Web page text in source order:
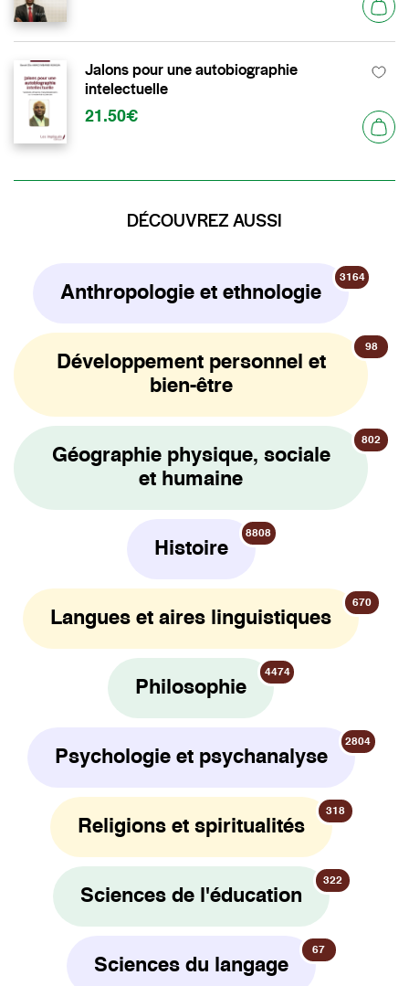
Jalons pour une autobiographie
intelectuelle
21.50€
DÉCOUVREZ AUSSI
Anthropologie et ethnologie
3164
Développement personnel et
bien-être
98
Géographie physique, sociale
et humaine
802
Histoire
8808
Langues et aires linguistiques
670
Philosophie
4474
Psychologie et psychanalyse
2804
Religions et spiritualités
318
Sciences de l'éducation
322
Sciences du langage
67